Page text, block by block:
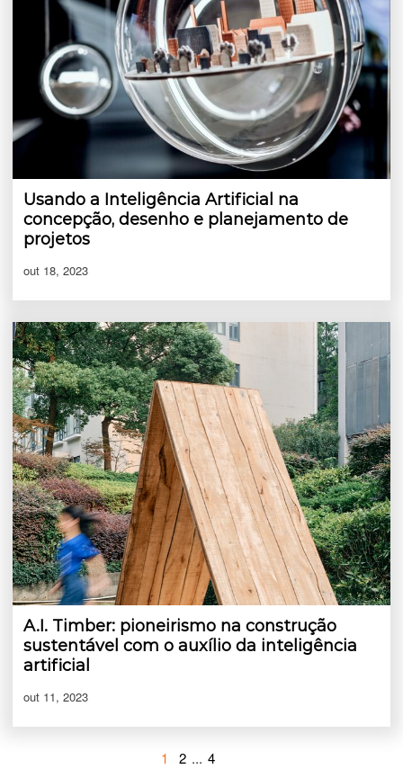
Usando a Inteligência Artificial na
concepção, desenho e planejamento de
projetos
out 18, 2023
A.I. Timber: pioneirismo na construção
sustentável com o auxílio da inteligência
artificial
out 11, 2023
1 2 ... 4